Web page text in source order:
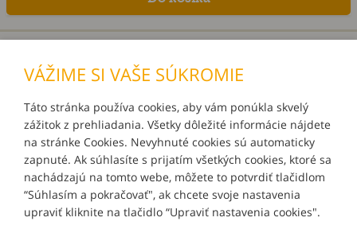
INFORMÁCIE
MÔJ ÚČET
VÁŽIME SI VAŠE SÚKROMIE
Táto stránka používa cookies, aby vám ponúkla skvelý
zážitok z prehliadania. Všetky dôležité informácie nájdete
na stránke Cookies. Nevyhnuté cookies sú automaticky
zapnuté. Ak súhlasíte s prijatím všetkých cookies, ktoré sa
nachádzajú na tomto webe, môžete to potvrdiť tlačidlom
“Súhlasím a pokračovať", ak chcete svoje nastavenia
upraviť kliknite na tlačidlo “Upraviť nastavenia cookies".